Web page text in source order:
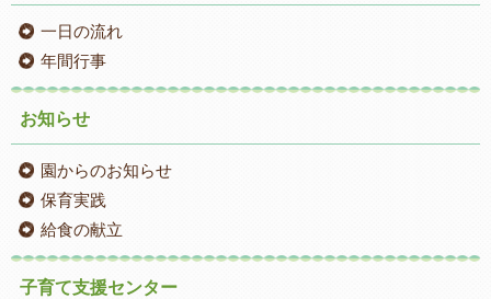
一日の流れ
年間行事
お知らせ
園からのお知らせ
保育実践
給食の献立
子育て支援センター